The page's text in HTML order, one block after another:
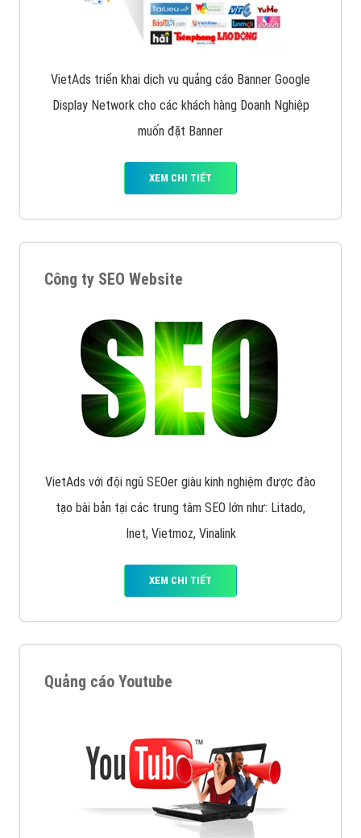
VietAds triển khai dịch vụ quảng cáo Banner Google
Display Network cho các khách hàng Doanh Nghiệp
muốn đặt Banner
XEM CHI TIẾT
Công ty SEO Website
VietAds với đội ngũ SEOer giàu kinh nghiệm được đào
tạo bài bản tại các trung tâm SEO lớn như: Litado,
Inet, Vietmoz, Vinalink
XEM CHI TIẾT
Quảng cáo Youtube